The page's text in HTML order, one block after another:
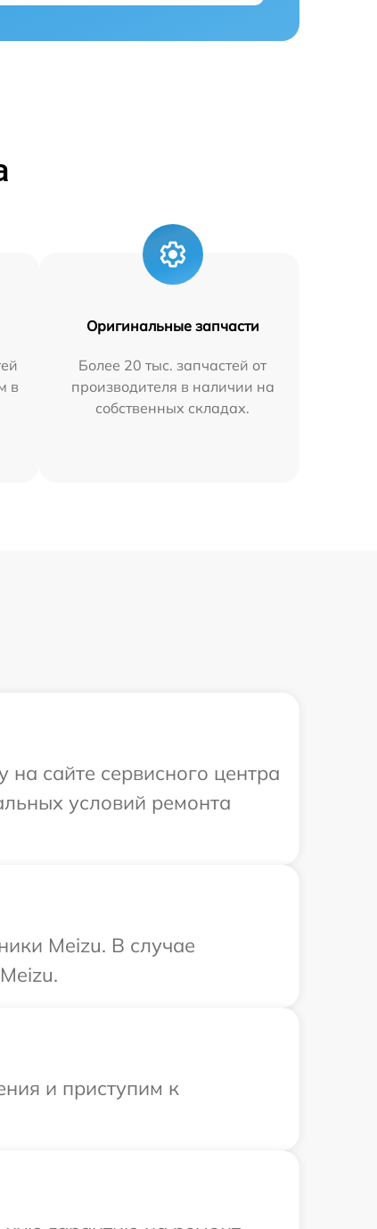
в
Оригинальные запчасти
Более 20 тыс. запчастей от
производителя в наличии на
собственных складах.
сайте сервисного центра
условий ремонта
Meizu. В случае
и приступим к